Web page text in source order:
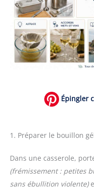
Épingler
1. Préparer le bouillon
Dans une casserole,
(frémissement : petites
sans ébullition violente)